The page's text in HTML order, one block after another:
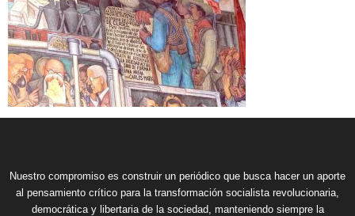
Nuestro compromiso es construir un periódico que busca hacer un aporte
al pensamiento crítico para la transformación socialista revolucionaria,
democrática y libertaria de la sociedad, manteniendo siempre la